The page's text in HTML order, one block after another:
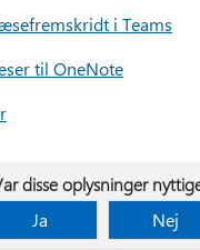
i Teams
til OneNote
disse oplysninger
Ja
Nej